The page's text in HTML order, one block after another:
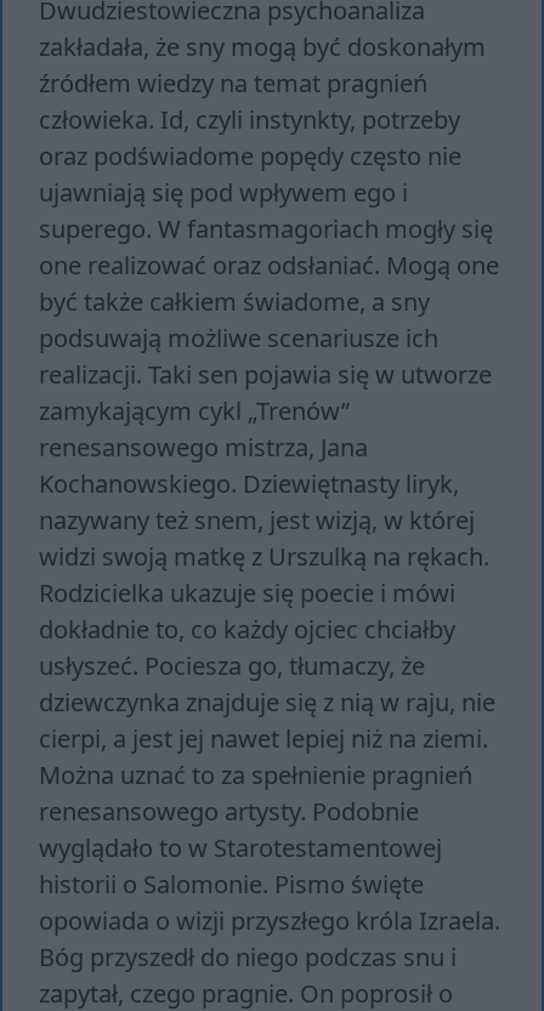
Dwudziestowieczna psychoanaliza
zakładała, że sny mogą być doskonałym
źródłem wiedzy na temat pragnień
człowieka. Id, czyli instynkty, potrzeby
oraz podświadome popędy często nie
ujawniają się pod wpływem ego i
superego. W fantasmagoriach mogły się
one realizować oraz odsłaniać. Mogą one
być także całkiem świadome, a sny
podsuwają możliwe scenariusze ich
realizacji. Taki sen pojawia się w utworze
zamykającym cykl „Trenów”
renesansowego mistrza, Jana
Kochanowskiego. Dziewiętnasty liryk,
nazywany też snem, jest wizją, w której
widzi swoją matkę z Urszulką na rękach.
Rodzicielka ukazuje się poecie i mówi
dokładnie to, co każdy ojciec chciałby
usłyszeć. Pociesza go, tłumaczy, że
dziewczynka znajduje się z nią w raju, nie
cierpi, a jest jej nawet lepiej niż na ziemi.
Można uznać to za spełnienie pragnień
renesansowego artysty. Podobnie
wyglądało to w Starotestamentowej
historii o Salomonie. Pismo święte
opowiada o wizji przyszłego króla Izraela.
Bóg przyszedł do niego podczas snu i
zapytał, czego pragnie. On poprosił o